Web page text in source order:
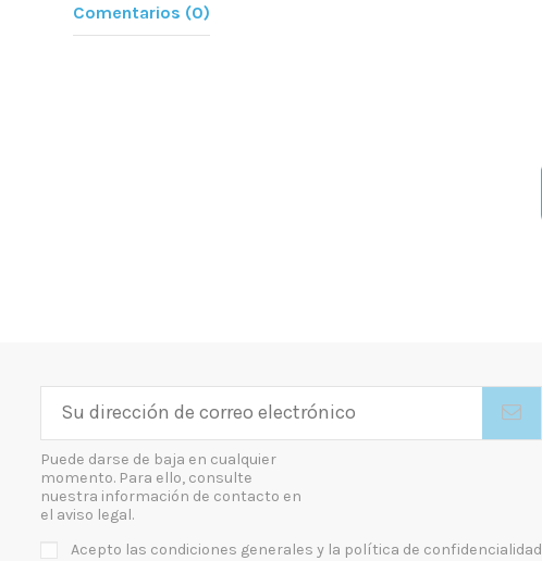
Comentarios (0)
Puede darse de baja en cualquier
momento. Para ello, consulte
nuestra información de contacto en
el aviso legal.
Acepto las condiciones generales y la política de confidencialidad